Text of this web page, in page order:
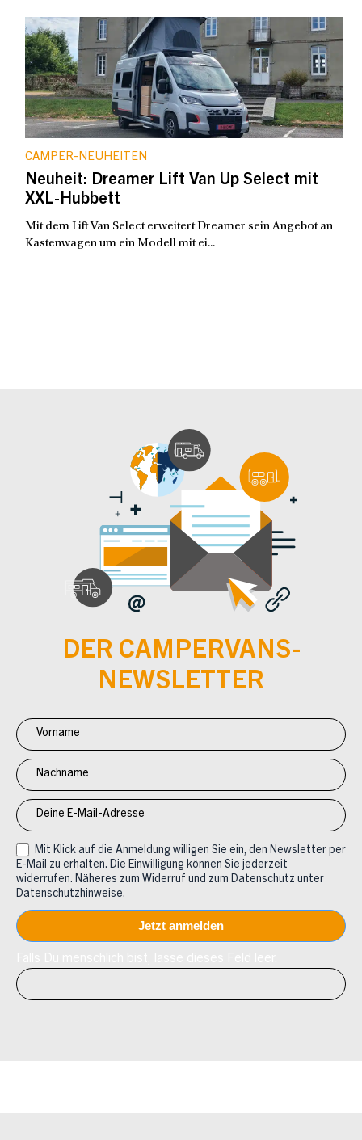
CAMPER-NEUHEITEN
Neuheit: Dreamer Lift Van Up Select mit
XXL-Hubbett
Mit dem Lift Van Select erweitert Dreamer sein Angebot an
Kastenwagen um ein Modell mit ei...
DER CAMPERVANS-
NEWSLETTER
Newsletter
Anmeldung
CV
Mit Klick auf die Anmeldung willigen Sie ein, den Newsletter per
E-Mail zu erhalten. Die Einwilligung können Sie jederzeit
widerrufen. Näheres zum Widerruf und zum Datenschutz unter
Datenschutzhinweise.